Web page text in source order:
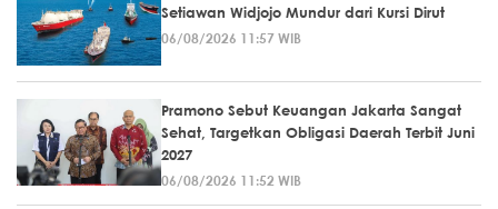
Setiawan Widjojo Mundur dari Kursi Dirut
06/08/2026 11:57 WIB
Pramono Sebut Keuangan Jakarta Sangat
Sehat, Targetkan Obligasi Daerah Terbit Juni
2027
06/08/2026 11:52 WIB